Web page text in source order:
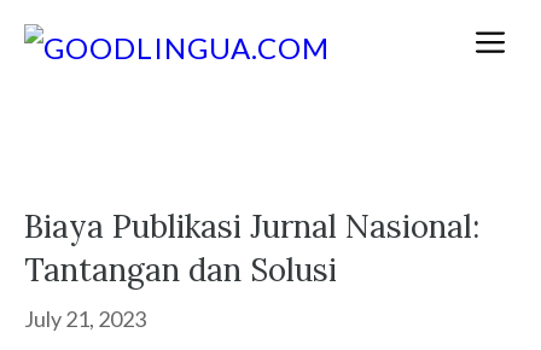
Biaya Publikasi Jurnal Nasional:
Tantangan dan Solusi
July 21, 2023